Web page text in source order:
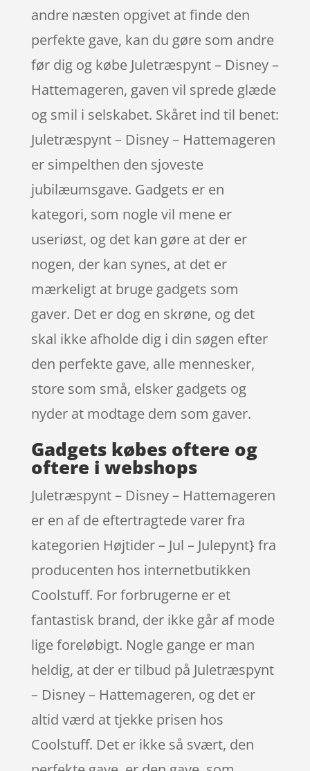
andre næsten opgivet at finde den
perfekte gave, kan du gøre som andre
før dig og købe Juletræspynt – Disney –
Hattemageren, gaven vil sprede glæde
og smil i selskabet. Skåret ind til benet:
Juletræspynt – Disney – Hattemageren
er simpelthen den sjoveste
jubilæumsgave. Gadgets er en
kategori, som nogle vil mene er
useriøst, og det kan gøre at der er
nogen, der kan synes, at det er
mærkeligt at bruge gadgets som
gaver. Det er dog en skrøne, og det
skal ikke afholde dig i din søgen efter
den perfekte gave, alle mennesker,
store som små, elsker gadgets og
nyder at modtage dem som gaver.
Gadgets købes oftere og
oftere i webshops
Juletræspynt – Disney – Hattemageren
er en af de eftertragtede varer fra
kategorien Højtider – Jul – Julepynt} fra
producenten hos internetbutikken
Coolstuff. For forbrugerne er et
fantastisk brand, der ikke går af mode
lige foreløbigt. Nogle gange er man
heldig, at der er tilbud på Juletræspynt
– Disney – Hattemageren, og det er
altid værd at tjekke prisen hos
Coolstuff. Det er ikke så svært, den